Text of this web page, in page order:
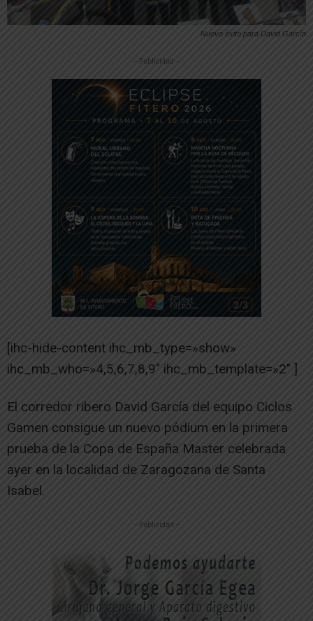
Nuevo éxito para David García
-- Publicidad --
[ihc-hide-content ihc_mb_type=»show»
ihc_mb_who=»4,5,6,7,8,9″ ihc_mb_template=»2″ ]
El corredor ribero David García del equipo Ciclos
Gamen consigue un nuevo pódium en la primera
prueba de la Copa de España Master celebrada
ayer en la localidad de Zaragozana de Santa
Isabel.
-- Publicidad --